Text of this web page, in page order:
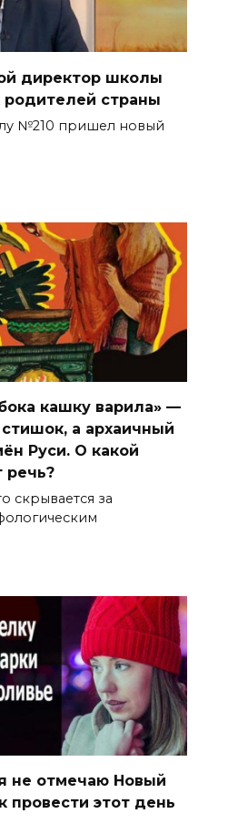
директор школы
родителей страны
№210 пришел новый
кашку варила» —
а архаичный
Руси. О какой
речь?
скрывается за
не отмечаю Новый
провести этот день